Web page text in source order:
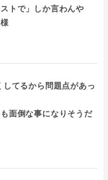
トで」しか言わんや
てるから問題点があっ
面倒な事になりそうだ